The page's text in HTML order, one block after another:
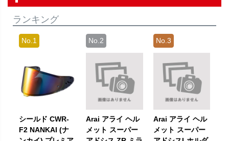
ランキング
シールド CWR-
F2 NANKAI (ナ
Arai アライ ヘル
メット スーパー
Arai アライ ヘル
メット スーパー